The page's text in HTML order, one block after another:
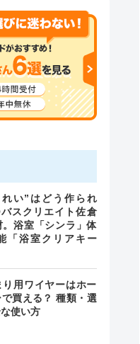
い”はどう作られ
スクリエイト佐倉
。浴室「シンラ」体
「浴室クリアキー
り用ワイヤーはホー
買える？ 種類・選
使い方